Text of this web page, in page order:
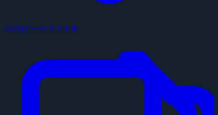
configデータファイル